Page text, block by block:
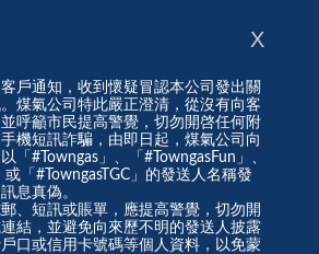
戶通知，收到懷疑冒認本公司發出關
煤氣公司特此嚴正澄清，從沒有向客
呼籲市民提高警覺，切勿開啓任何附
機短訊詐騙，由即日起，煤氣公司向
「#Towngas」、「#TowngasFun」、
或「#TowngasTGC」的發送人名稱發
息真偽。
、短訊或賬單，應提高警覺，切勿開
結，並避免向來歷不明的發送人披露
口或信用卡號碼等個人資料，以免蒙
X